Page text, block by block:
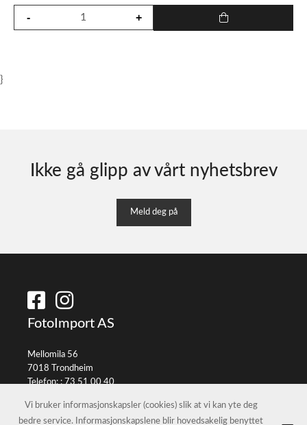
}
Ikke gå glipp av vårt nyhetsbrev
Meld deg på
FotoImport AS
Mellomila 56
7018 Trondheim
Telefon: :73 51 00 40
Vi bruker informasjonskapsler (cookies) slik at vi kan yte deg
bedre service. Informasjonskapslene blir hovedsakelig benyttet